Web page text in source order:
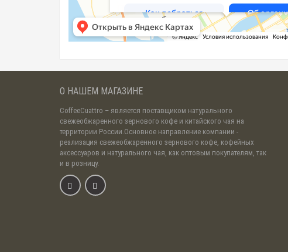
О НАШЕМ МАГАЗИНЕ
CoffeeCuattro – является поставщиком натурального
свежеобжаренного зернового кофе и китайского чая на
территории России.Основное направление компании -
реализация свежеобжаренного зернового кофе, кофейных
аксессуаров и натурального чая, как оптовым покупателям, так
и в розницу.